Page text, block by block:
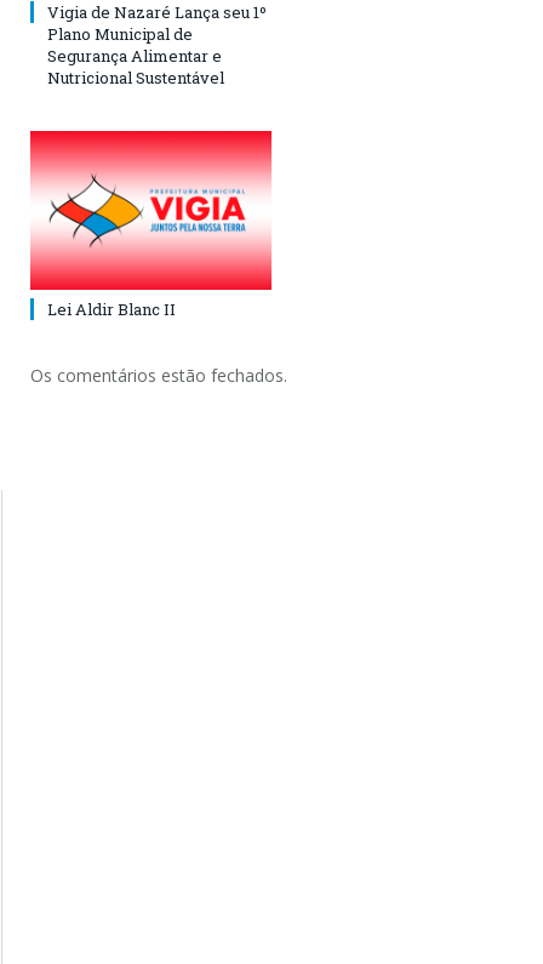
Vigia de Nazaré Lança seu 1º
Plano Municipal de
Segurança Alimentar e
Nutricional Sustentável
Lei Aldir Blanc II
Os comentários estão fechados.